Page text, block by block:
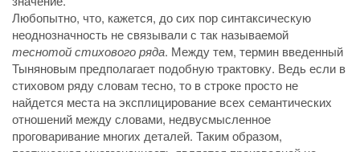
Любопытно, что, кажется, до сих пор синтаксическую
неоднозначность не связывали с так называемой
теснотой стихового ряда. Между тем, термин введенный
Тыняновым предполагает подобную трактовку. Ведь если в
стиховом ряду словам тесно, то в строке просто не
найдется места на эксплицирование всех семантических
отношений между словами, недвусмысленное
проговаривание многих деталей. Таким образом,